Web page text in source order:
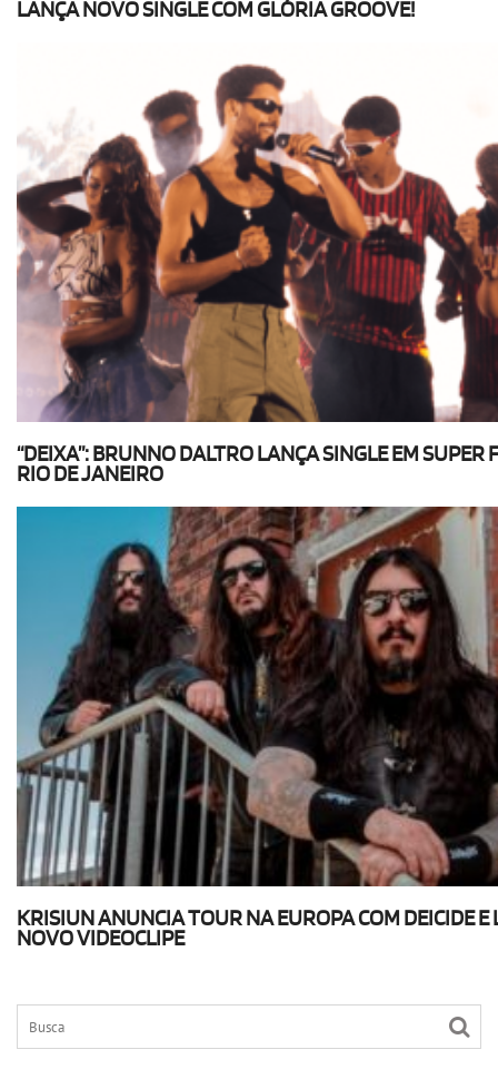
LANÇA NOVO SINGLE COM GLÓRIA GROOVE!
“DEIXA”: BRUNNO DALTRO LANÇA SINGLE EM SUPER
RIO DE JANEIRO
KRISIUN ANUNCIA TOUR NA EUROPA COM DEICIDE E
NOVO VIDEOCLIPE